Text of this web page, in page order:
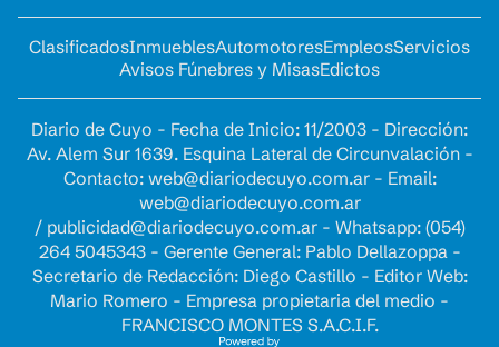
ClasificadosInmueblesAutomotoresEmpleosServicios
Avisos Fúnebres y MisasEdictos
Diario de Cuyo - Fecha de Inicio: 11/2003 - Dirección:
Av. Alem Sur 1639. Esquina Lateral de Circunvalación -
Contacto: web@diariodecuyo.com.ar- Email:
web@diariodecuyo.com.ar
/ publicidad@diariodecuyo.com.ar- Whatsapp: (054)
264 5045343 - Gerente General: Pablo Dellazoppa -
Secretario de Redacción: Diego Castillo - Editor Web:
Mario Romero - Empresa propietaria del medio -
FRANCISCO MONTES S.A.C.I.F.